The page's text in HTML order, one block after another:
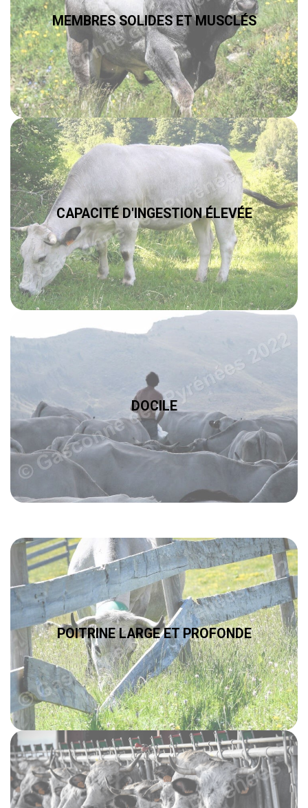
MEMBRES SOLIDES ET MUSCLÉS
CAPACITÉ D'INGESTION ÉLEVÉE
DOCILE
POITRINE LARGE ET PROFONDE